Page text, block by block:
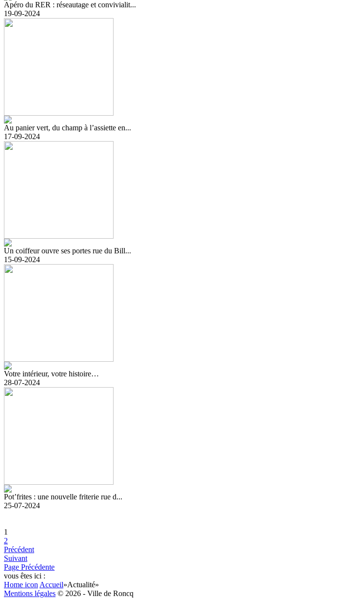
Apéro du RER : réseautage et convivialit...
19-09-2024
Au panier vert, du champ à l’assiette en...
17-09-2024
Un coiffeur ouvre ses portes rue du Bill...
15-09-2024
Votre intérieur, votre histoire…
28-07-2024
Pot’frites : une nouvelle friterie rue d...
25-07-2024
1
2
Précédent
Suivant
Page Précédente
vous êtes ici :
Home icon Accueil»Actualité»
Mentions légales © 2026 - Ville de Roncq